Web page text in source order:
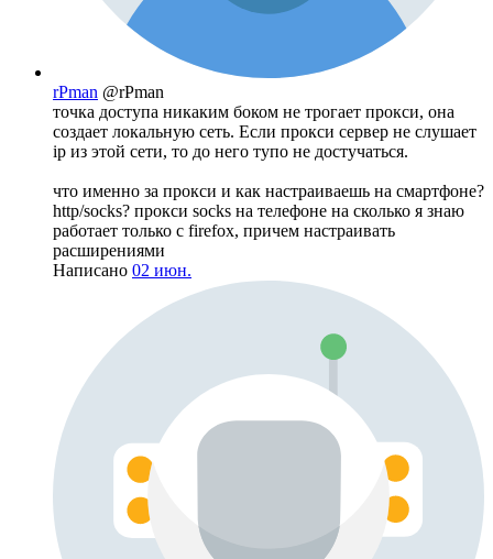
rPman @rPman
точка доступа никаким боком не трогает прокси, она
создает локальную сеть. Если прокси сервер не слушает
ip из этой сети, то до него тупо не достучаться.
что именно за прокси и как настраиваешь на смартфоне?
http/socks? прокси socks на телефоне на сколько я знаю
работает только с firefox, причем настраивать
расширениями
Написано 02 июн.